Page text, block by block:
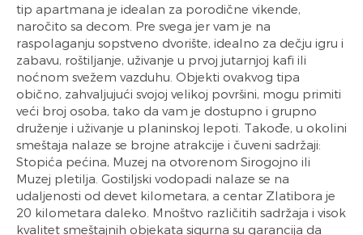
tip apartmana je idealan za porodične vikende,
naročito sa decom. Pre svega jer vam je na
raspolaganju sopstveno dvorište, idealno za dečju igru i
zabavu, roštiljanje, uživanje u prvoj jutarnjoj kafi ili
noćnom svežem vazduhu. Objekti ovakvog tipa
obično, zahvaljujući svojoj velikoj površini, mogu primiti
veći broj osoba, tako da vam je dostupno i grupno
druženje i uživanje u planinskoj lepoti. Takođe, u okolini
smeštaja nalaze se brojne atrakcije i čuveni sadržaji:
Stopića pećina, Muzej na otvorenom Sirogojno ili
Muzej pletilja. Gostiljski vodopadi nalaze se na
udaljenosti od devet kilometara, a centar Zlatibora je
20 kilometara daleko. Mnoštvo različitih sadržaja i visok
kvalitet smeštajnih objekata sigurna su garancija da